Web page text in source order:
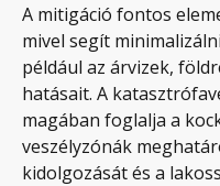
A mitigáció fontos
mivel segít
például az árvizek,
hatásait. A
magában foglalja a
veszélyzónák
kidolgozását és a